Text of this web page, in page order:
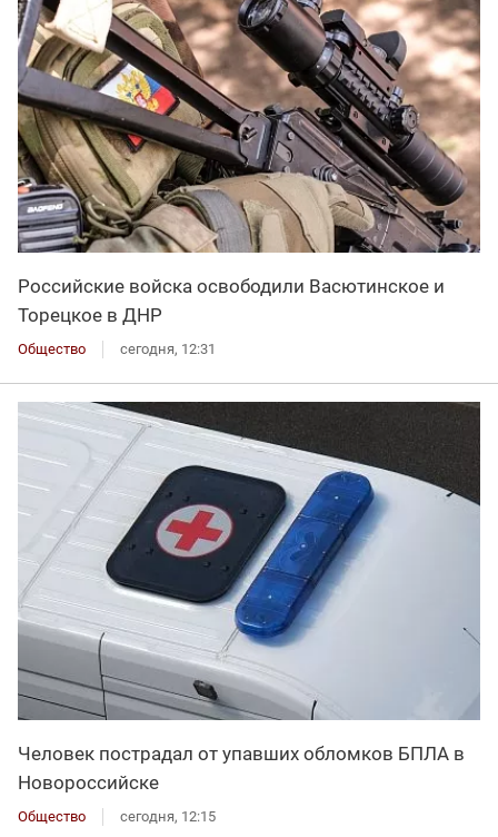
Российские войска освободили Васютинское и
Торецкое в ДНР
Общество сегодня, 12:31
Человек пострадал от упавших обломков БПЛА в
Новороссийске
Общество сегодня, 12:15